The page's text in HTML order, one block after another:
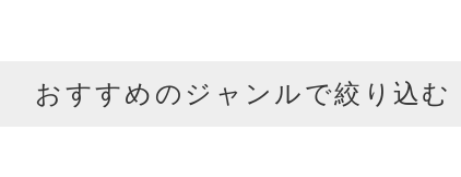
おすすめのジャンルで絞り込む